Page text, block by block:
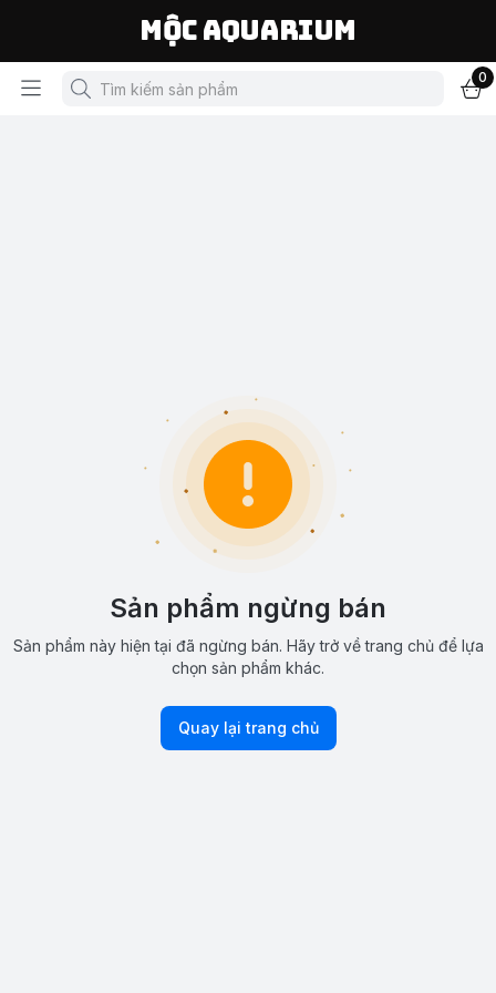
Mộc Aquarium
0
Sản phẩm ngừng bán
Sản phẩm này hiện tại đã ngừng bán. Hãy trở về trang chủ để lựa
chọn sản phẩm khác.
Quay lại trang chủ